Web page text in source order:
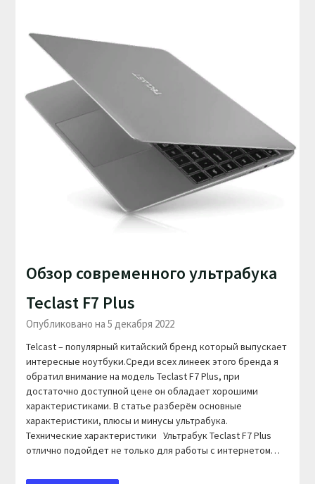
Обзор современного ультрабука
Teclast F7 Plus
Опубликовано на 5 декабря 2022
Telcast – популярный китайский бренд который выпускает
интересные ноутбуки.Среди всех линеек этого бренда я
обратил внимание на модель Teclast F7 Plus, при
достаточно доступной цене он обладает хорошими
характеристиками. В статье разберём основные
характеристики, плюсы и минусы ультрабука.
Технические характеристики Ультрабук Teclast F7 Plus
отлично подойдет не только для работы с интернетом…